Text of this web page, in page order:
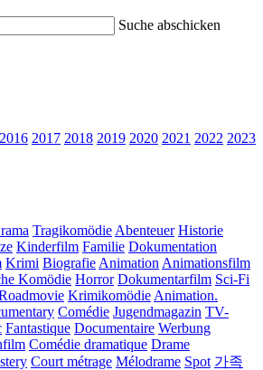
Suche abschicken
2016 2017 2018 2019 2020 2021 2022 2023
Tragikomödie Abenteuer Historie
Kinderfilm Familie Dokumentation
Krimi Biografie Animation Animationsfilm
Komödie Horror Dokumentarfilm Sci-Fi
Krimikomödie Animation.
Comédie Jugendmagazin TV-
Fantastique Documentaire Werbung
Comédie dramatique Drame
Court métrage Mélodrame Spot 가족